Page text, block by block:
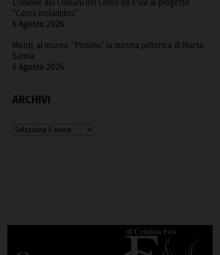
L’Unione dei Comuni del Coros dà il via al progetto
“Coros includidos”
6 Agosto 2026
Monti, al museo “Pirisinu” la mostra pittorica di Marta
Sanna
6 Agosto 2026
ARCHIVI
Archivi